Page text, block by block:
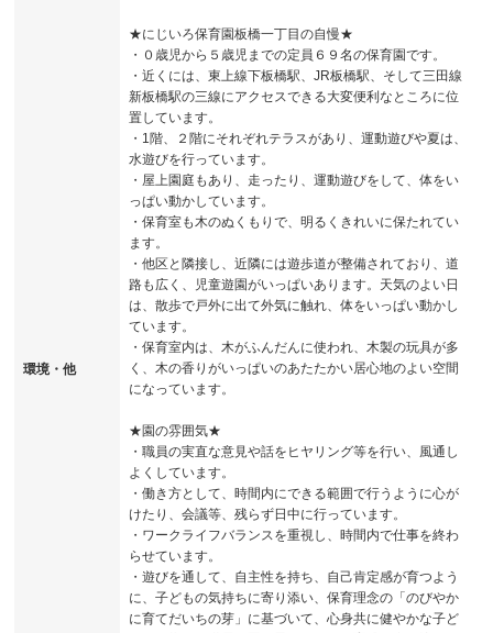
環境・他
★にじいろ保育園板橋一丁目の自慢★
・０歳児から５歳児までの定員６９名の保育園です。
・近くには、東上線下板橋駅、JR板橋駅、そして三田線
新板橋駅の三線にアクセスできる大変便利なところに位
置しています。
・1階、２階にそれぞれテラスがあり、運動遊びや夏は、
水遊びを行っています。
・屋上園庭もあり、走ったり、運動遊びをして、体をい
っぱい動かしています。
・保育室も木のぬくもりで、明るくきれいに保たれてい
ます。
・他区と隣接し、近隣には遊歩道が整備されており、道
路も広く、児童遊園がいっぱいあります。天気のよい日
は、散歩で戸外に出て外気に触れ、体をいっぱい動かし
ています。
・保育室内は、木がふんだんに使われ、木製の玩具が多
く、木の香りがいっぱいのあたたかい居心地のよい空間
になっています。
★園の雰囲気★
・職員の実直な意見や話をヒヤリング等を行い、風通し
よくしています。
・働き方として、時間内にできる範囲で行うように心が
けたり、会議等、残らず日中に行っています。
・ワークライフバランスを重視し、時間内で仕事を終わ
らせています。
・遊びを通して、自主性を持ち、自己肯定感が育つよう
に、子どもの気持ちに寄り添い、保育理念の「のびやか
に育てだいちの芽」に基づいて、心身共に健やかな子ど